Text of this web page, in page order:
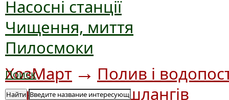
Насосні станції
Чищення, миття
Пилосмоки
Поиск
Найти
ХозМарт → Полив і
та котушки для шлангів